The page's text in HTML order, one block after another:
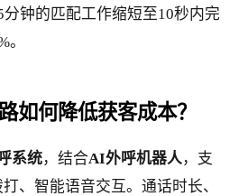
钟的匹配工作缩短至10秒内完
如何降低获客成本？
系统，结合AI外呼机器人 ，支
、智能语音交互。通话时长、